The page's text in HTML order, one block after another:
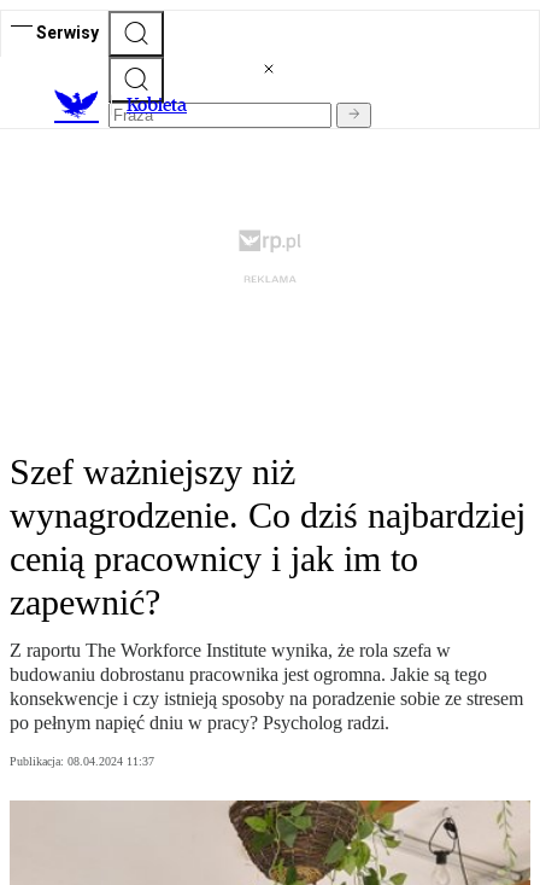
Serwisy
Kobieta
Szef ważniejszy niż
wynagrodzenie. Co dziś najbardziej
cenią pracownicy i jak im to
zapewnić?
Z raportu The Workforce Institute wynika, że rola szefa w
budowaniu dobrostanu pracownika jest ogromna. Jakie są tego
konsekwencje i czy istnieją sposoby na poradzenie sobie ze stresem
po pełnym napięć dniu w pracy? Psycholog radzi.
Publikacja: 08.04.2024 11:37